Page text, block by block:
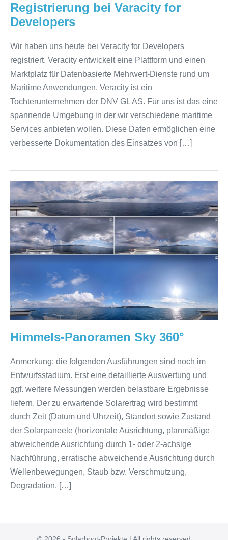
Registrierung bei Varacity for
Developers
Wir haben uns heute bei Veracity for Developers
registriert. Veracity entwickelt eine Plattform und einen
Marktplatz für Datenbasierte Mehrwert-Dienste rund um
Maritime Anwendungen. Veracity ist ein
Tochterunternehmen der DNV GL AS. Für uns ist das eine
spannende Umgebung in der wir verschiedene maritime
Services anbieten wollen. Diese Daten ermöglichen eine
verbesserte Dokumentation des Einsatzes von […]
Himmels-
Panoramen
Sky
360°
Himmels-Panoramen Sky 360°
Anmerkung: die folgenden Ausführungen sind noch im
Entwurfsstadium. Erst eine detaillierte Auswertung und
ggf. weitere Messungen werden belastbare Ergebnisse
liefern. Der zu erwartende Solarertrag wird bestimmt
durch Zeit (Datum und Uhrzeit), Standort sowie Zustand
der Solarpaneele (horizontale Ausrichtung, planmäßige
abweichende Ausrichtung durch 1- oder 2-achsige
Nachführung, erratische abweichende Ausrichtung durch
Wellenbewegungen, Staub bzw. Verschmutzung,
Degradation, […]